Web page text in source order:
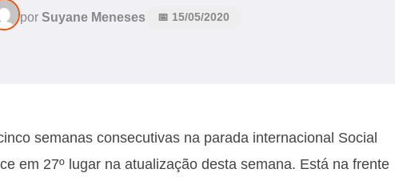
por Suyane Meneses 📅 15/05/2020
semanas consecutivas na parada internacional Social
em 27º lugar na atualização desta semana. Está na frente